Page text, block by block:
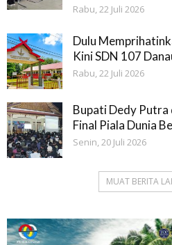
Rabu, 22 Juli 2026
Dulu
Kini SDN 107
Rabu, 22 Juli 2026
Bupati Dedy
Final Piala Dunia
Senin, 20 Juli 2026
MUAT BERITA